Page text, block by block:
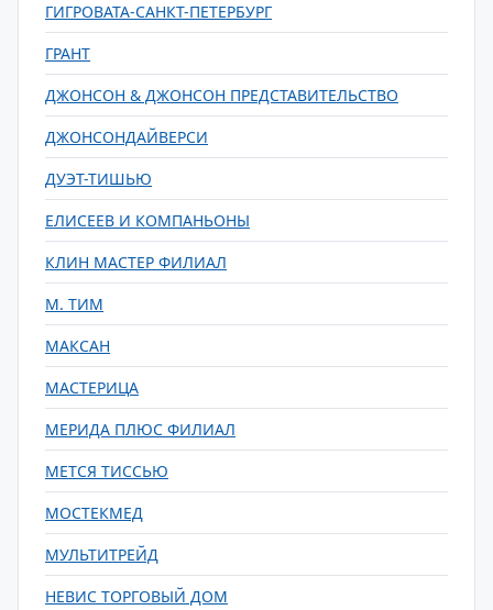
ГИГРОВАТА-САНКТ-ПЕТЕРБУРГ
ГРАНТ
ДЖОНСОН & ДЖОНСОН ПРЕДСТАВИТЕЛЬСТВО
ДЖОНСОНДАЙВЕРСИ
ДУЭТ-ТИШЬЮ
ЕЛИСЕЕВ И КОМПАНЬОНЫ
КЛИН МАСТЕР ФИЛИАЛ
М. ТИМ
МАКСАН
МАСТЕРИЦА
МЕРИДА ПЛЮС ФИЛИАЛ
МЕТСЯ ТИССЬЮ
МОСТЕКМЕД
МУЛЬТИТРЕЙД
НЕВИС ТОРГОВЫЙ ДОМ